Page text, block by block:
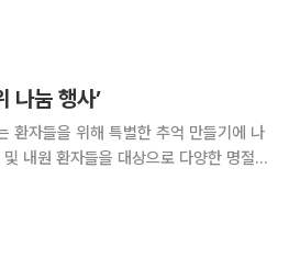
나눔 행사’
환자들을 위해 특별한 추억 만들기에 나